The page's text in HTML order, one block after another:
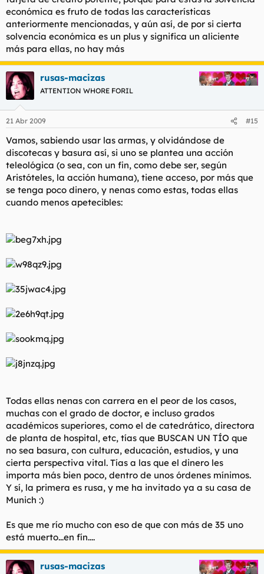
económica es fruto de todas las características
anteriormente mencionadas, y aún así, de por si cierta
solvencia económica es un plus y significa un aliciente
más para ellas, no hay más
rusas-macizas
ATTENTION WHORE FORIL
21 Abr 2009 #15
Vamos, sabiendo usar las armas, y olvidándose de
discotecas y basura así, si uno se plantea una acción
teleológica (o sea, con un fin, como debe ser, según
Aristóteles, la acción humana), tiene acceso, por más que
se tenga poco dinero, y nenas como estas, todas ellas
cuando menos apetecibles:
Todas ellas nenas con carrera en el peor de los casos,
muchas con el grado de doctor, e incluso grados
académicos superiores, como el de catedrático, directora
de planta de hospital, etc, tías que BUSCAN UN TÍO que
no sea basura, con cultura, educación, estudios, y una
cierta perspectiva vital. Tías a las que el dinero les
importa más bien poco, dentro de unos órdenes mínimos.
Y sí, la primera es rusa, y me ha invitado ya a su casa de
Munich :)
Es que me río mucho con eso de que con más de 35 uno
está muerto...en fín....
rusas-macizas